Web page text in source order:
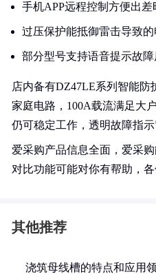
手机APP远程控制方便出
过压保护能抵御雷击导致
部分型号支持语音提示故
店内备有DZ47LE系列智能防
家庭电路，100A载流满足大
仍可稳定工作，透明故障指示
爱采购产品信息全面，爱采
对比功能可能对你有帮助，
其他推荐
浇筑母线槽的特点和应用